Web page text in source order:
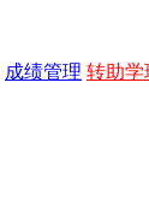
成绩管理 转助学